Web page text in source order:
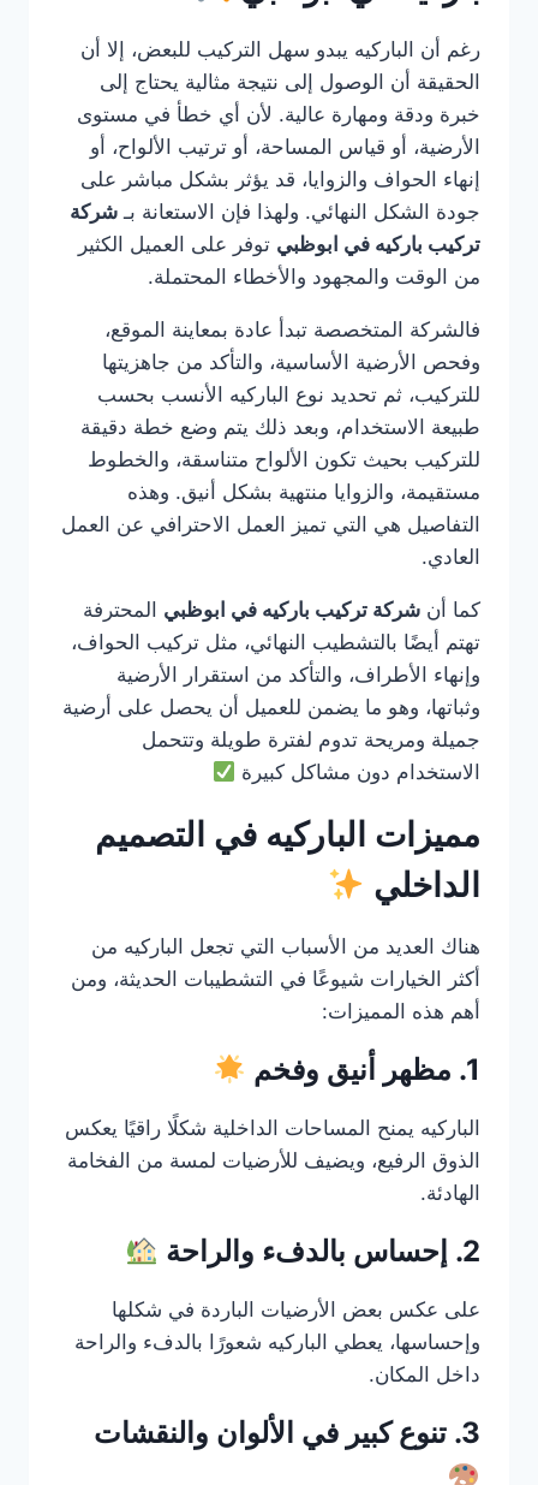
رغم أن الباركيه يبدو سهل التركيب للبعض، إلا أن
الحقيقة أن الوصول إلى نتيجة مثالية يحتاج إلى
خبرة ودقة ومهارة عالية. لأن أي خطأ في مستوى
الأرضية، أو قياس المساحة، أو ترتيب الألواح، أو
إنهاء الحواف والزوايا، قد يؤثر بشكل مباشر على
جودة الشكل النهائي. ولهذا فإن الاستعانة بـ شركة
تركيب باركيه في ابوظبي توفر على العميل الكثير
من الوقت والمجهود والأخطاء المحتملة.
فالشركة المتخصصة تبدأ عادة بمعاينة الموقع،
وفحص الأرضية الأساسية، والتأكد من جاهزيتها
للتركيب، ثم تحديد نوع الباركيه الأنسب بحسب
طبيعة الاستخدام، وبعد ذلك يتم وضع خطة دقيقة
للتركيب بحيث تكون الألواح متناسقة، والخطوط
مستقيمة، والزوايا منتهية بشكل أنيق. وهذه
التفاصيل هي التي تميز العمل الاحترافي عن العمل
العادي.
كما أن شركة تركيب باركيه في ابوظبي المحترفة
تهتم أيضًا بالتشطيب النهائي، مثل تركيب الحواف،
وإنهاء الأطراف، والتأكد من استقرار الأرضية
وثباتها، وهو ما يضمن للعميل أن يحصل على أرضية
جميلة ومريحة تدوم لفترة طويلة وتتحمل
الاستخدام دون مشاكل كبيرة
مميزات الباركيه في التصميم
الداخلي
هناك العديد من الأسباب التي تجعل الباركيه من
أكثر الخيارات شيوعًا في التشطيبات الحديثة، ومن
أهم هذه المميزات:
1. مظهر أنيق وفخم
الباركيه يمنح المساحات الداخلية شكلًا راقيًا يعكس
الذوق الرفيع، ويضيف للأرضيات لمسة من الفخامة
الهادئة.
2. إحساس بالدفء والراحة
على عكس بعض الأرضيات الباردة في شكلها
وإحساسها، يعطي الباركيه شعورًا بالدفء والراحة
داخل المكان.
3. تنوع كبير في الألوان والنقشات